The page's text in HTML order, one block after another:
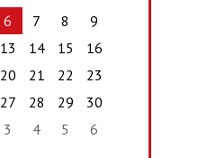
6 7 8
9
13 14 15
16
20 21 22
23
27 28 29
30
3 4 5 6